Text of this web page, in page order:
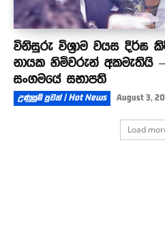
විනිසුරු විශ්‍රාම වයස දිර්ඝ
නායක හිමිවරුන් අකමැතියි
සංගමයේ සභාපති
උණුසුම් පුවත් | Hot News August 3,
Load